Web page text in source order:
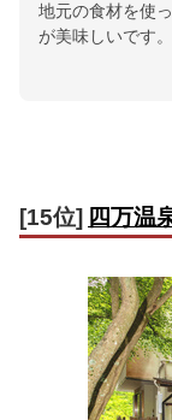
地元の食材を使
が美味しいです。
[15位] 四万温